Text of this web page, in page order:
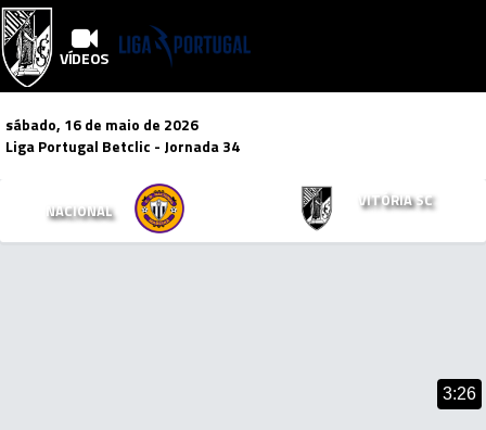
VÍDEOS
sábado, 16 de maio de 2026
Liga Portugal Betclic - Jornada 34
NACIONAL
VITÓRIA SC
3:26